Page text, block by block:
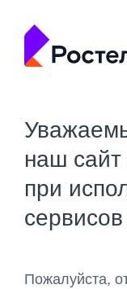
наш сайт
при
сервисов
Пожалуйста,